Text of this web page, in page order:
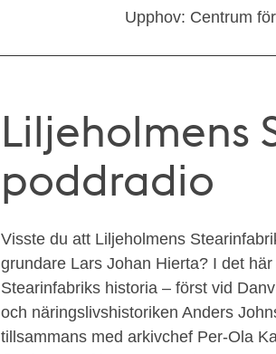
Upphov: Centrum
Liljeholmens
poddradio
Visste du att Liljeholmens
grundare Lars Johan Hierta? I det
Stearinfabriks historia – först vid
och näringslivshistoriken Anders
tillsammans med arkivchef Per-Ola